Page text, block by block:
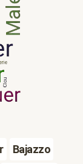
Bajazzo